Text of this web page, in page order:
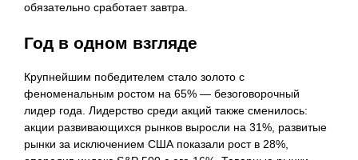
обязательно сработает завтра.
Год в одном взгляде
Крупнейшим победителем стало золото с
феноменальным ростом на 65% — безоговорочный
лидер года. Лидерство среди акций также сменилось:
акции развивающихся рынков выросли на 31%, развитые
рынки за исключением США показали рост в 28%,